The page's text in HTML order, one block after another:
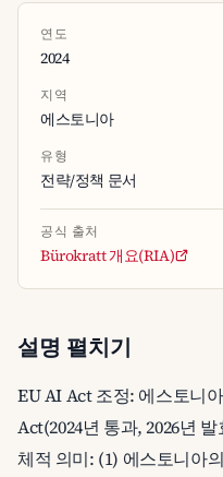
연도
2024
지역
에스토니아
유형
전략/정책 문서
공식 출처
Bürokratt 개요(RIA)
설명 펼치기
EU AI Act 조정: 에스토니
Act(2024년 통과, 2026년
체적 의미: (1) 에스토니아